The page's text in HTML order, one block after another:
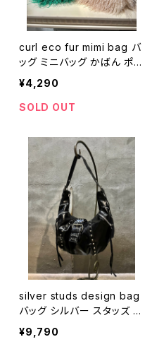
curl eco fur mimi bag バ
ッグ ミニバッグ かばん ポシ
ェット ファー エコファー も
こもこ ストラップ
¥4,290
SOLD OUT
silver studs design bag
バッグ シルバー スタッズ フ
ラップバック ハーバーバッ
グ 三日月型
¥9,790